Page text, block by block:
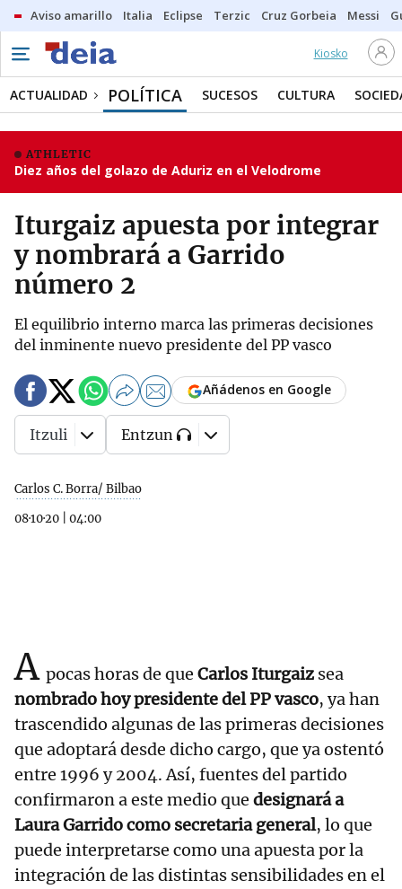
Aviso amarillo Italia Eclipse Terzic Cruz Gorbeia Messi
Kiosko
ACTUALIDAD POLÍTICA SUCESOS CULTURA
ATHLETIC
Diez años del golazo de Aduriz en el Velodrome
Iturgaiz apuesta por integrar
y nombrará a Garrido
número 2
El equilibrio interno marca las primeras decisiones
del inminente nuevo presidente del PP vasco
Carlos C. Borra/ Bilbao
08·10·20
04:00
Añádenos en Google
Itzuli Entzun
A pocas horas de que Carlos Iturgaiz sea
nombrado hoy presidente del PP vasco, ya han
trascendido algunas de las primeras decisiones
que adoptará desde dicho cargo, que ya ostentó
entre 1996 y 2004. Así, fuentes del partido
confirmaron a este medio que designará a
Laura Garrido como secretaria general, lo que
puede interpretarse como una apuesta por la
integración de las distintas sensibilidades en el